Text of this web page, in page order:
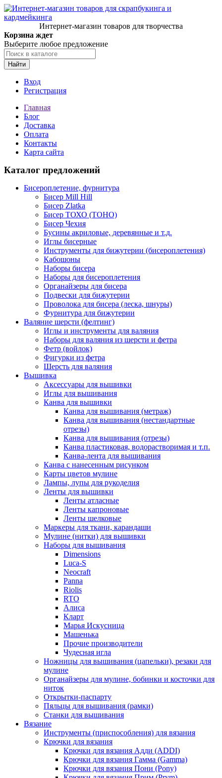
Интернет-магазин товаров для творчества
Корзина ждет
Выберите любое предложение
Найти
Вход
Регистрация
Главная
Блог
Доставка
Оплата
Контакты
Карта сайта
Каталог предложений
Бисероплетение, фурнитура
Бисер Mill Hill
Бисер Zlatka
Бисер ТОХО (TOHO)
Бисер Чехия
Бусины акриловые, деревянные и т.д.
Иглы бисерные
Инструменты для бижутерии (бисероплетения)
Кабошоны
Наборы бисера
Наборы для бисероплетения
Органайзеры для бисера
Подвески для бижутерии
Проволока для бисера (леска, шнуры)
Фурнитура для бижутерии
Валяние шерсти (фелтинг)
Иглы и инструменты для валяния
Наборы для валяния из шерсти и фетра
Фетр (войлок)
Фигурки из фетра
Шерсть для валяния
Вышивка
Аксессуары для вышивки
Иглы для вышивания
Канва для вышивки
Канва для вышивания (метраж)
Канва для вышивания (нестандартные
отрезы)
Канва для вышивания (отрезы)
Канва пластиковая, водорастворимая и т.п.
Канва-лента для вышивания
Канва с нанесенным рисунком
Карты цветов мулине
Лампы, лупы для рукоделия
Ленты для вышивки
Ленты атласные
Ленты капроновые
Ленты шелковые
Маркеры для ткани, карандаши
Мулине (нитки) для вышивки
Наборы для вышивания
Dimensions
Luca-S
Neocraft
Panna
Riolis
RTO
Алиса
Кларт
Марья Искусница
Машенька
Прочие производители
Чудесная игла
Ножницы для вышивания (цапельки), резаки для
мулине
Органайзеры для мулине, бобинки и косточки для
ниток
Открытки-паспарту
Пяльцы для вышивания (рамки)
Станки для вышивания
Вязание
Инструменты (приспособления) для вязания
Крючки для вязания
Крючки для вязания Адди (ADDI)
Крючки для вязания Гамма (Gamma)
Крючки для вязания Пони (Pony)